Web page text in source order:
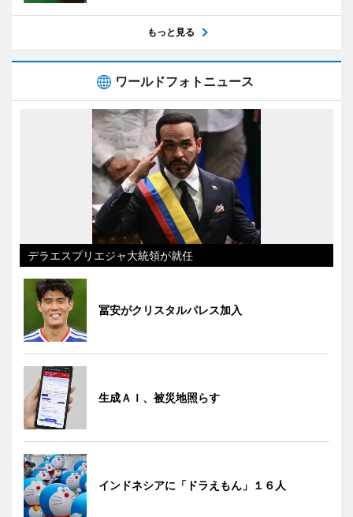
もっと見る
ワールドフォトニュース
デラエスプリエジャ大統領が就任
冨安がクリスタルパレス加入
生成ＡＩ、被災地照らす
インドネシアに「ドラえもん」１６人